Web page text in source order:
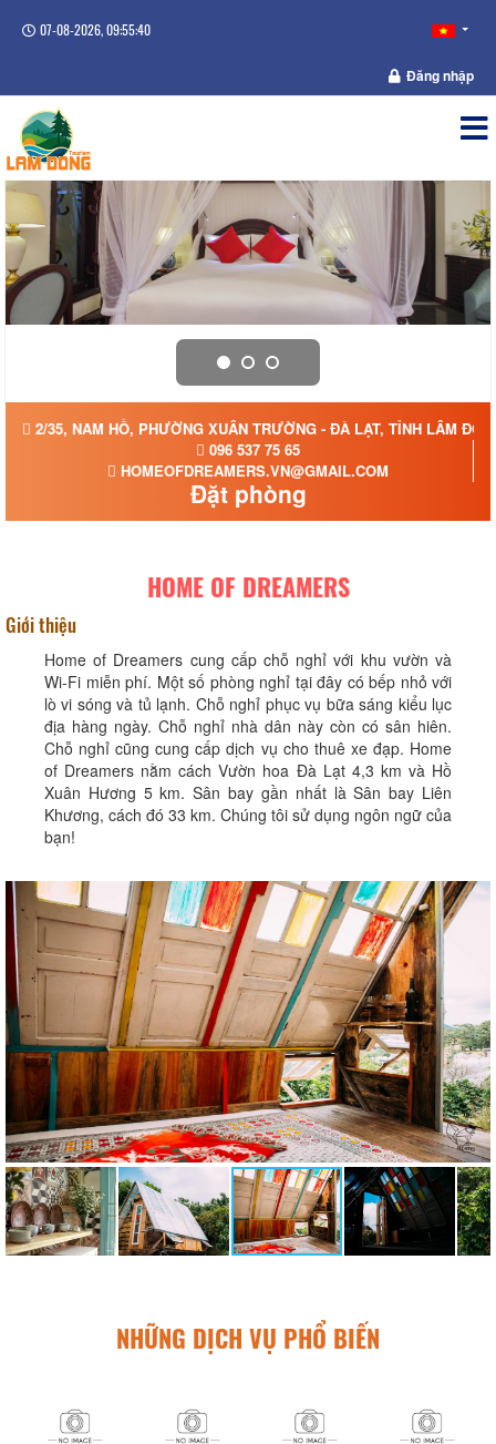
07-08-2026, 09:55:40
Đăng nhập
2/35, NAM HỒ, PHƯỜNG XUÂN TRƯỜNG - ĐÀ LẠT, TỈNH LÂM
096 537 75 65
HOMEOFDREAMERS.VN@GMAIL.COM
Đặt phòng
HOME OF DREAMERS
Giới thiệu
Home of Dreamers cung cấp chỗ nghỉ với khu vườn và
Wi-Fi miễn phí. Một số phòng nghỉ tại đây có bếp nhỏ với
lò vi sóng và tủ lạnh. Chỗ nghỉ phục vụ bữa sáng kiểu lục
địa hàng ngày. Chỗ nghỉ nhà dân này còn có sân hiên.
Chỗ nghỉ cũng cung cấp dịch vụ cho thuê xe đạp. Home
of Dreamers nằm cách Vườn hoa Đà Lạt 4,3 km và Hồ
Xuân Hương 5 km. Sân bay gần nhất là Sân bay Liên
Khương, cách đó 33 km. Chúng tôi sử dụng ngôn ngữ của
bạn!
NHỮNG DỊCH VỤ PHỔ BIẾN